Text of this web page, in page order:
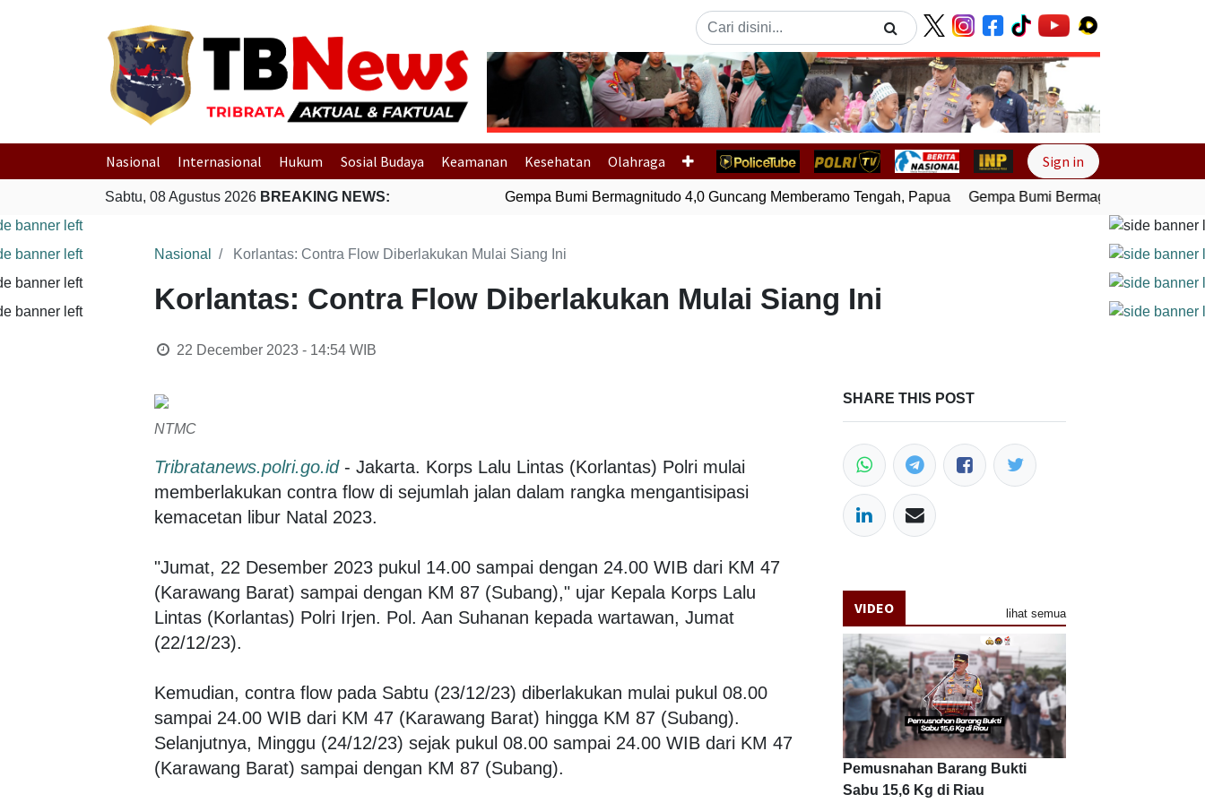
Previous Next
Nasional Internasional Hukum Sosial Budaya Keamanan Kesehatan Olahraga Sign in
Sabtu, 08 Agustus 2026 BREAKING NEWS: Gempa Bumi Bermagnitudo 4,0 Guncang Memberamo Tengah, Papua Gempa Bumi Bermagnitudo 4,0
Nasional Korlantas: Contra Flow Diberlakukan Mulai Siang Ini
Korlantas: Contra Flow Diberlakukan Mulai Siang Ini
22 December 2023 - 14:54WIB
NTMC
Tribratanews.polri.go.id- Jakarta. Korps Lalu Lintas (Korlantas) Polri mulai
memberlakukan contra flow di sejumlah jalan dalam rangka mengantisipasi
kemacetan libur Natal 2023.
"Jumat, 22 Desember 2023 pukul 14.00 sampai dengan 24.00 WIB dari KM 47
(Karawang Barat) sampai dengan KM 87 (Subang)," ujar Kepala Korps Lalu
Lintas (Korlantas) Polri Irjen. Pol. Aan Suhanan kepada wartawan, Jumat
(22/12/23).
Kemudian, contra flow pada Sabtu (23/12/23) diberlakukan mulai pukul 08.00
sampai 24.00 WIB dari KM 47 (Karawang Barat) hingga KM 87 (Subang).
Selanjutnya, Minggu (24/12/23) sejak pukul 08.00 sampai 24.00 WIB dari KM 47
(Karawang Barat) sampai dengan KM 87 (Subang).
SHARE THIS POST
VIDEO lihat semua
Pemusnahan Barang Bukti
Sabu 15,6 Kg di Riau